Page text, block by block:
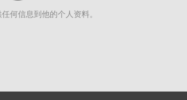
何信息到他的个人资料。